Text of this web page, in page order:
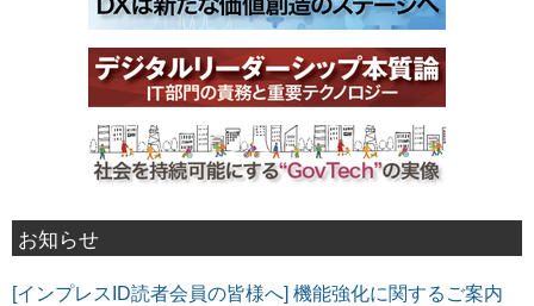
お知らせ
[インプレスID読者会員の皆様へ] 機能強化に関するご案内